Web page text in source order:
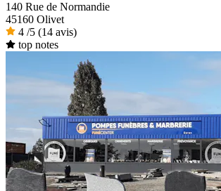
140 Rue de Normandie
45160 Olivet
4 /5 (14 avis)
top notes